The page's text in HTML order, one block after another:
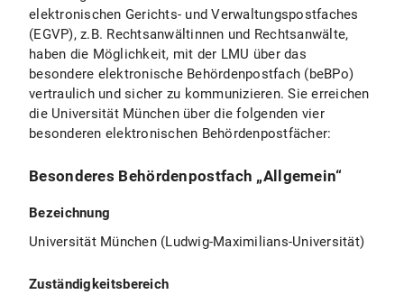
elektronischen Gerichts- und Verwaltungspostfaches
(EGVP), z.B. Rechtsanwältinnen und Rechtsanwälte,
haben die Möglichkeit, mit der LMU über das
besondere elektronische Behördenpostfach (beBPo)
vertraulich und sicher zu kommunizieren. Sie erreichen
die Universität München über die folgenden vier
besonderen elektronischen Behördenpostfächer:
Besonderes Behördenpostfach „Allgemein“
Bezeichnung
Universität München (Ludwig-Maximilians-Universität)
Zuständigkeitsbereich